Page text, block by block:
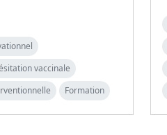
vaccinale
Formation